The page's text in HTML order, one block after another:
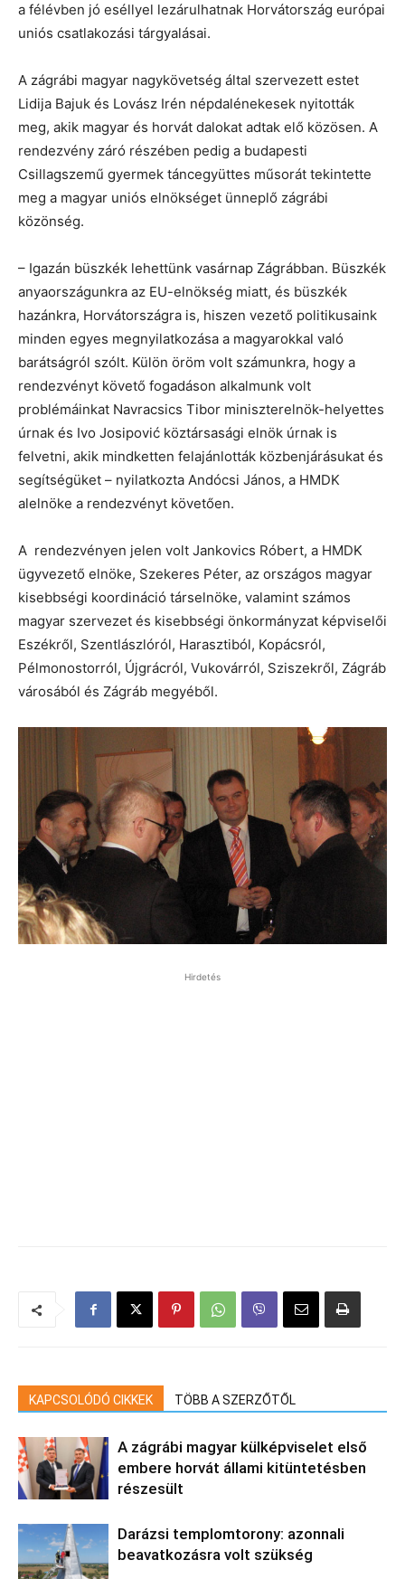
a félévben jó eséllyel lezárulhatnak Horvátország európai
uniós csatlakozási tárgyalásai.
A zágrábi magyar nagykövetség által szervezett estet
Lidija Bajuk és Lovász Irén népdalénekesek nyitották
meg, akik magyar és horvát dalokat adtak elő közösen. A
rendezvény záró részében pedig a budapesti
Csillagszemű gyermek táncegyüttes műsorát tekintette
meg a magyar uniós elnökséget ünneplő zágrábi
közönség.
– Igazán büszkék lehettünk vasárnap Zágrábban. Büszkék
anyaországunkra az EU-elnökség miatt, és büszkék
hazánkra, Horvátországra is, hiszen vezető politikusaink
minden egyes megnyilatkozása a magyarokkal való
barátságról szólt. Külön öröm volt számunkra, hogy a
rendezvényt követő fogadáson alkalmunk volt
problémáinkat Navracsics Tibor miniszterelnök-helyettes
úrnak és Ivo Josipović köztársasági elnök úrnak is
felvetni, akik mindketten felajánlották közbenjárásukat és
segítségüket – nyilatkozta Andócsi János, a HMDK
alelnöke a rendezvényt követően.
A rendezvényen jelen volt Jankovics Róbert, a HMDK
ügyvezető elnöke, Szekeres Péter, az országos magyar
kisebbségi koordináció társelnöke, valamint számos
magyar szervezet és kisebbségi önkormányzat képviselői
Eszékről, Szentlászlóról, Harasztiból, Kopácsról,
Pélmonostorról, Újgrácról, Vukovárról, Sziszekről, Zágráb
városából és Zágráb megyéből.
Hirdetés
KAPCSOLÓDÓ CIKKEK TÖBB A SZERZŐTŐL
A zágrábi magyar külképviselet első
embere horvát állami kitüntetésben
részesült
Darázsi templomtorony: azonnali
beavatkozásra volt szükség